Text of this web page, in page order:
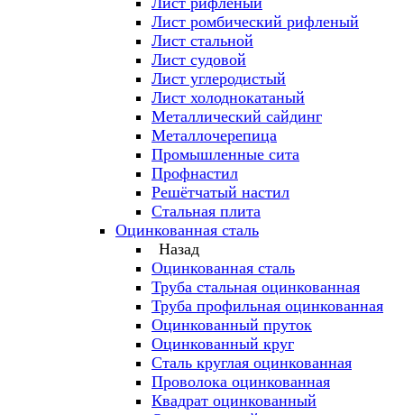
Лист ромбический рифленый
Лист стальной
Лист судовой
Лист углеродистый
Лист холоднокатаный
Металлический сайдинг
Металлочерепица
Промышленные сита
Профнастил
Решётчатый настил
Стальная плита
Оцинкованная сталь
Назад
Оцинкованная сталь
Труба стальная оцинкованная
Труба профильная оцинкованная
Оцинкованный пруток
Оцинкованный круг
Сталь круглая оцинкованная
Проволока оцинкованная
Квадрат оцинкованный